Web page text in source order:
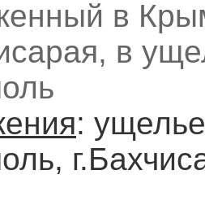
в
в
: ущелье